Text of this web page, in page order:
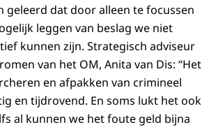
geleerd dat door alleen te focussen
leggen van beslag we niet
kunnen zijn. Strategisch adviseur
van het OM, Anita van Dis: “Het
en afpakken van crimineel
en tijdrovend. En soms lukt het ook
al kunnen we het foute geld bijna